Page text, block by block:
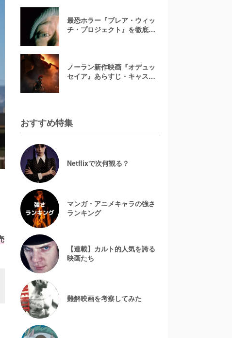
最恐ホラー『ブレア・ウィッ
チ・プロジェクト』を徹底紹
ノーラン新作映画『オデュッ
セイア』あらすじ・キャスト
おすすめ特集
Netflixで次何観る？
マンガ・アニメキャラの強さ
ランキング
【連載】カルト的人気を誇る
映画たち
難解映画を考察してみた